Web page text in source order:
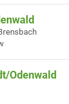
Odenwald